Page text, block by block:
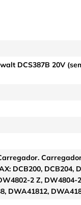
DCS387B 20V
DCB200, DCB204,
2 Z, DW4804-
DWA41812,